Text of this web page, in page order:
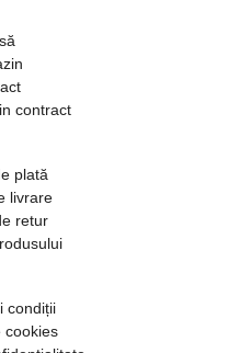
contract
plată
livrare
retur
condiții
cookies